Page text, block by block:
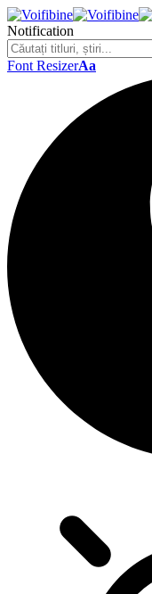
Notification
Font ResizerAa